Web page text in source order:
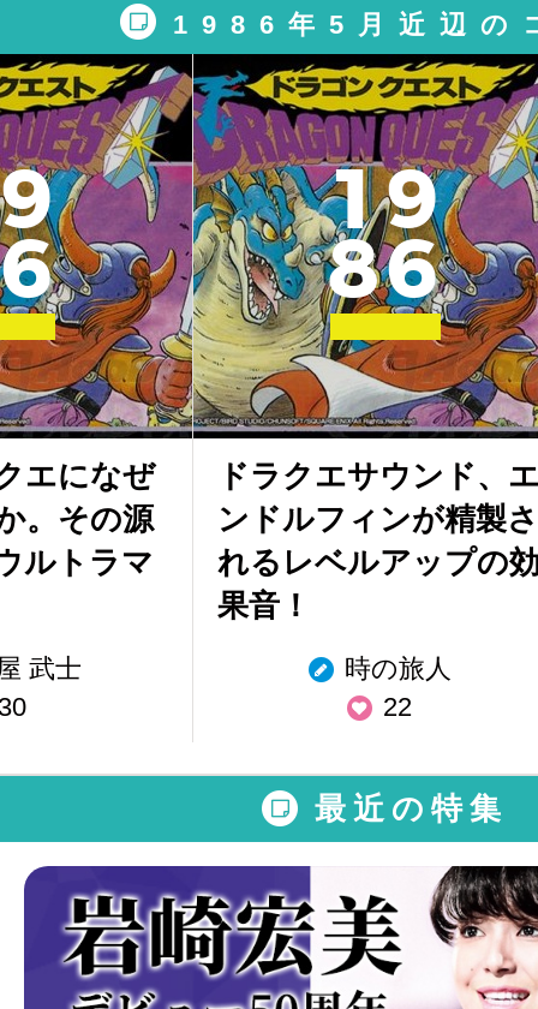
1986年5月近辺の
9
6
エになぜ
。その源
ルトラマ
武士
19
86
ドラクエサウンド、
ンドルフィンが精製さ
れるレベルアップの
果音！
時の旅人
22
最近の特集